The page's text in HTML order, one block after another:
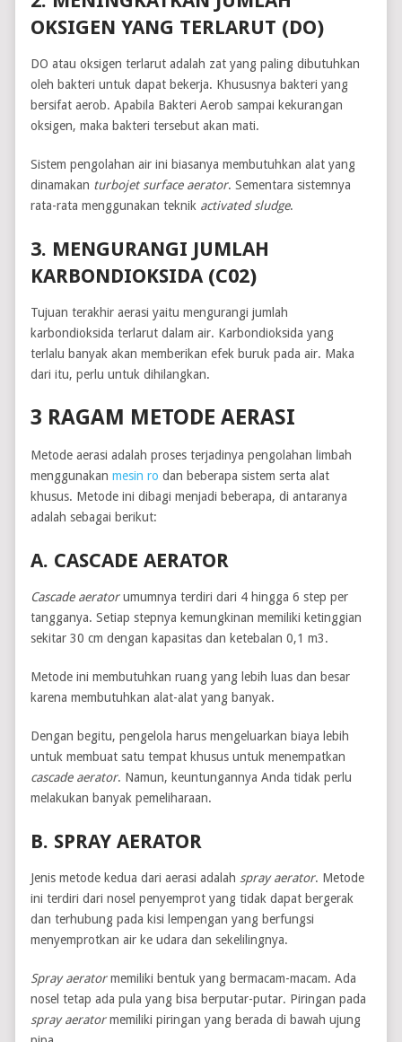
OKSIGEN YANG TERLARUT (DO)
DO atau oksigen terlarut adalah zat yang paling dibutuhkan
oleh bakteri untuk dapat bekerja. Khususnya bakteri yang
bersifat aerob. Apabila Bakteri Aerob sampai kekurangan
oksigen, maka bakteri tersebut akan mati.
Sistem pengolahan air ini biasanya membutuhkan alat yang
dinamakan turbojet surface aerator. Sementara sistemnya
rata-rata menggunakan teknik activated sludge.
3. MENGURANGI JUMLAH
KARBONDIOKSIDA (C02)
Tujuan terakhir aerasi yaitu mengurangi jumlah
karbondioksida terlarut dalam air. Karbondioksida yang
terlalu banyak akan memberikan efek buruk pada air. Maka
dari itu, perlu untuk dihilangkan.
3 RAGAM METODE AERASI
Metode aerasi adalah proses terjadinya pengolahan limbah
menggunakanmesin ro dan beberapa sistem serta alat
khusus. Metode ini dibagi menjadi beberapa, di antaranya
adalah sebagai berikut:
A. CASCADE AERATOR
Cascade aeratorumumnya terdiri dari 4 hingga 6 step per
tangganya. Setiap stepnya kemungkinan memiliki ketinggian
sekitar 30 cm dengan kapasitas dan ketebalan 0,1 m3.
Metode ini membutuhkan ruang yang lebih luas dan besar
karena membutuhkan alat-alat yang banyak.
Dengan begitu, pengelola harus mengeluarkan biaya lebih
untuk membuat satu tempat khusus untuk menempatkan
cascade aerator. Namun, keuntungannya Anda tidak perlu
melakukan banyak pemeliharaan.
B. SPRAY AERATOR
Jenis metode kedua dari aerasi adalahspray aerator. Metode
ini terdiri dari nosel penyemprot yang tidak dapat bergerak
dan terhubung pada kisi lempengan yang berfungsi
menyemprotkan air ke udara dan sekelilingnya.
Spray aeratormemiliki bentuk yang bermacam-macam. Ada
nosel tetap ada pula yang bisa berputar-putar. Piringan pada
spray aeratormemiliki piringan yang berada di bawah ujung